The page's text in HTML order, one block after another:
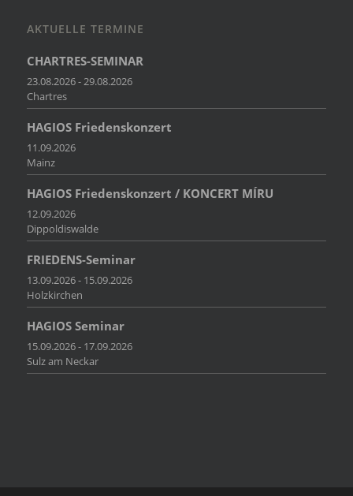
AKTUELLE TERMINE
CHARTRES-SEMINAR
23.08.2026 - 29.08.2026
Chartres
HAGIOS Friedenskonzert
11.09.2026
Mainz
HAGIOS Friedenskonzert / KONCERT MÍRU
12.09.2026
Dippoldiswalde
FRIEDENS-Seminar
13.09.2026 - 15.09.2026
Holzkirchen
HAGIOS Seminar
15.09.2026 - 17.09.2026
Sulz am Neckar